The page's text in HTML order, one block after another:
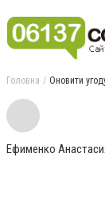
Головна Оновити
Ефименко